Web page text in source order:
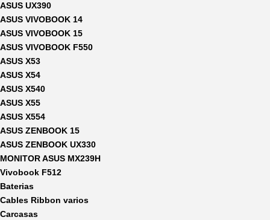
ASUS UX390
ASUS VIVOBOOK 14
ASUS VIVOBOOK 15
ASUS VIVOBOOK F550
ASUS X53
ASUS X54
ASUS X540
ASUS X55
ASUS X554
ASUS ZENBOOK 15
ASUS ZENBOOK UX330
MONITOR ASUS MX239H
Vivobook F512
Baterias
Cables Ribbon varios
Carcasas